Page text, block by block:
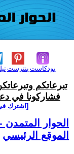
بنترست بودكاست
تبرعاتكم
فشاركونا في
[اشترك
الحوار المتمدن
الموقع الرئيسي